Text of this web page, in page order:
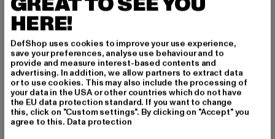
Farbe: schwarz
Hersteller Farbe: black
Materialzusammensetzung: 97% Baumwolle, 3%
Polyester
Art.Nr: DGJS158-00007
Hersteller: TB International GmbH |info@tbint.de
Dr.-Robert-Murjahn-Straße 7 | 64372 Ober-Ramstadt |
DE
HERE!
DefShop uses cookies to improve your use experience,
save your preferences, analyse use behaviour and to
provide and measure interest-based contents and
advertising. In addition, we allow partners to extract data
or to use cookies. This may also include the processing of
your data in the USA or other countries which do not have
the EU data protection standard. If you want to change
this, click on "Custom settings". By clicking on "Accept" you
agree to this. Data protection